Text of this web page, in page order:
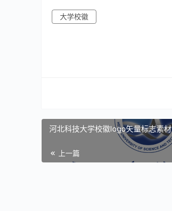
大学校徽
河北科技大学校徽logo矢量标志素材
上一篇